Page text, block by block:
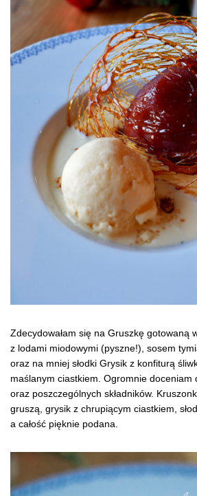
Zdecydowałam się na Gruszkę gotowaną
z lodami miodowymi (pyszne!), sosem
oraz na mniej słodki Grysik z konfiturą
maślanym ciastkiem. Ogromnie doceniam
oraz poszczególnych składników.
gruszą, grysik z chrupiącym ciastkiem,
a całość pięknie podana.